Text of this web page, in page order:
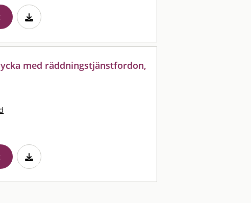
med räddningstjänstfordon,